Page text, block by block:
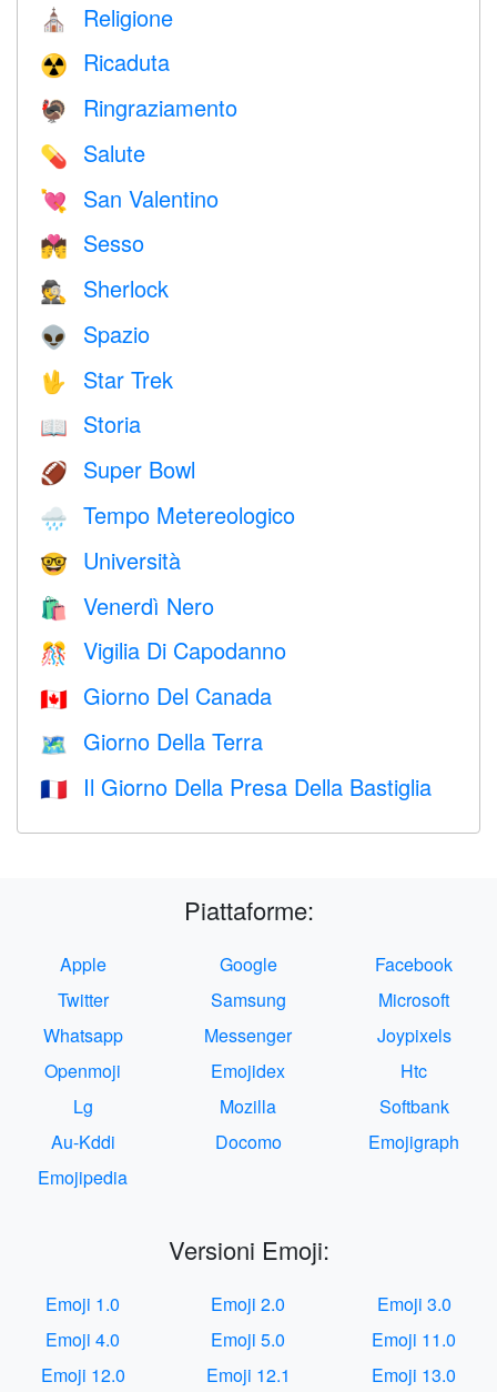
⛪️ Religione
☢️ Ricaduta
🦃 Ringraziamento
💊 Salute
💘 San Valentino
💏 Sesso
🕵️ Sherlock
👽 Spazio
🖖 Star Trek
📖 Storia
🏈 Super Bowl
🌧 Tempo Metereologico
🤓 Università
🛍 Venerdì Nero
🎊 Vigilia Di Capodanno
🇨🇦 Giorno Del Canada
🗺️ Giorno Della Terra
🇫🇷 Il Giorno Della Presa Della Bastiglia
Piattaforme:
Apple Google
Facebook
Twitter
Samsung
Microsoft
Whatsapp
Messenger
Joypixels
Openmoji
Emojidex
Htc
Lg
Mozilla
Softbank
Au-Kddi
Docomo
Emojigraph
Emojipedia
Versioni Emoji:
Emoji 1.0 Emoji 2.0
Emoji 3.0
Emoji 4.0
Emoji 5.0
Emoji 11.0
Emoji 12.0
Emoji 12.1 Emoji 13.0